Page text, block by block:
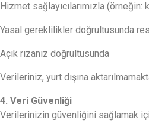
Hizmet sağlayıcılarımızla
Yasal gereklilikler doğrultusunda
Açık rızanız doğrultusunda
Verileriniz, yurt dışına
4. Veri Güvenliği
Verilerinizin güvenliğini sağlamak